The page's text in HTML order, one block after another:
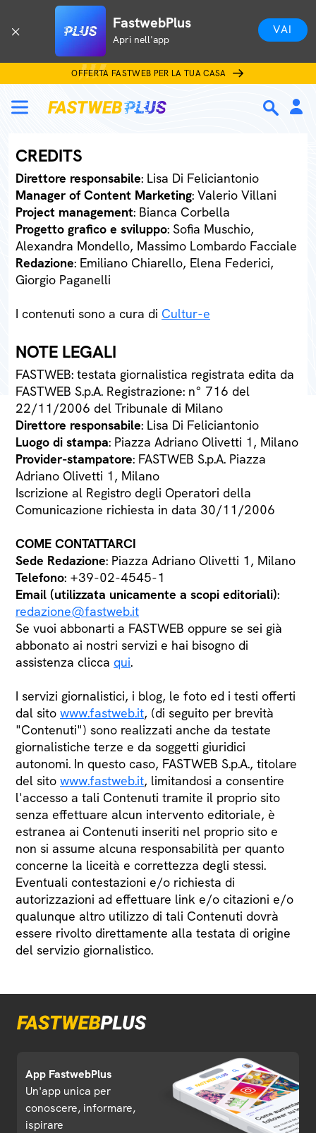
FastwebPlus
Apri nell'app
VAI
OFFERTA FASTWEB PER LA TUA CASA
CREDITS
Direttore responsabile: Lisa Di Feliciantonio
Manager of Content Marketing: Valerio Villani
Project management: Bianca Corbella
Progetto grafico e sviluppo: Sofia Muschio,
Alexandra Mondello, Massimo Lombardo Facciale
Redazione: Emiliano Chiarello, Elena Federici,
Giorgio Paganelli
I contenuti sono a cura di Cultur-e
NOTE LEGALI
FASTWEB: testata giornalistica registrata edita da
FASTWEB S.p.A. Registrazione: n° 716 del
22/11/2006 del Tribunale di Milano
Direttore responsabile: Lisa Di Feliciantonio
Luogo di stampa: Piazza Adriano Olivetti 1, Milano
Provider-stampatore: FASTWEB S.p.A. Piazza
Adriano Olivetti 1, Milano
Iscrizione al Registro degli Operatori della
Comunicazione richiesta in data 30/11/2006
COME CONTATTARCI
Sede Redazione: Piazza Adriano Olivetti 1, Milano
Telefono: +39-02-4545-1
Email (utilizzata unicamente a scopi editoriali):
redazione@fastweb.it
Se vuoi abbonarti a FASTWEB oppure se sei già
abbonato ai nostri servizi e hai bisogno di
assistenza clicca qui.
I servizi giornalistici, i blog, le foto ed i testi offerti
dal sito www.fastweb.it, (di seguito per brevità
"Contenuti") sono realizzati anche da testate
giornalistiche terze e da soggetti giuridici
autonomi. In questo caso, FASTWEB S.p.A., titolare
del sito www.fastweb.it, limitandosi a consentire
l'accesso a tali Contenuti tramite il proprio sito
senza effettuare alcun intervento editoriale, è
estranea ai Contenuti inseriti nel proprio sito e
non si assume alcuna responsabilità per quanto
concerne la liceità e correttezza degli stessi.
Eventuali contestazioni e/o richiesta di
autorizzazioni ad effettuare link e/o citazioni e/o
qualunque altro utilizzo di tali Contenuti dovrà
essere rivolto direttamente alla testata di origine
del servizio giornalistico.
App FastwebPlus
Un'app unica per
conoscere, informare,
ispirare